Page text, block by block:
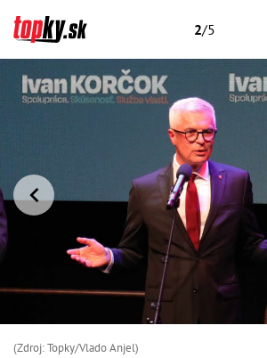
2/5
(Zdroj: Topky/Vlado Anjel)